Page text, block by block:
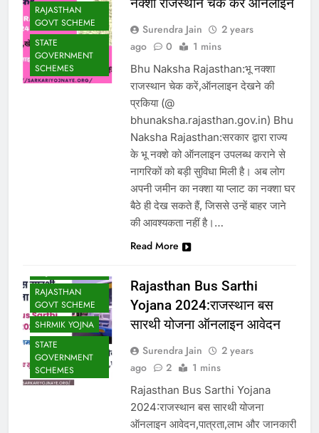
RAJASTHAN
GOVT SCHEME
STATE
GOVERNMENT
SCHEMES
Surendra Jain
2 years
ago
0 1 mins
Bhu Naksha Rajasthan:भू नक्शा
राजस्थान चेक करें,ऑनलाइन देखने की
प्रकिया (@
bhunaksha.rajasthan.gov.in) Bhu
Naksha Rajasthan:सरकार द्वारा राज्य
के भू नक्शे को ऑनलाइन उपलब्ध कराने से
नागरिकों को बड़ी सुविधा मिली है। अब लोग
अपनी जमीन का नक्शा या प्लाट का नक्शा घर
बैठे ही देख सकते हैं, जिससे उन्हें बाहर जाने
की आवश्यकता नहीं है।…
Read More
RAJASTHAN
GOVT SCHEME
SHRMIK YOJNA
STATE
GOVERNMENT
SCHEMES
Rajasthan Bus Sarthi
Yojana 2024:राजस्थान बस
सारथी योजना ऑनलाइन आवेदन
Surendra Jain
2 years
ago
2 1 mins
Rajasthan Bus Sarthi Yojana
2024:राजस्थान बस सारथी योजना
ऑनलाइन आवेदन,पात्रता,लाभ और जानकारी